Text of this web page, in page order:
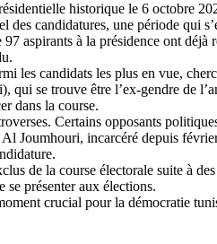
historique le 6 octobre
candidatures, une période qui
aspirants à la présidence ont
les candidats les plus en vue,
se trouve être l’ex-gendre de
dans la course.
Certains opposants
Joumhouri, incarcéré depuis
de la course électorale suite à
se présenter aux élections.
crucial pour la démocratie